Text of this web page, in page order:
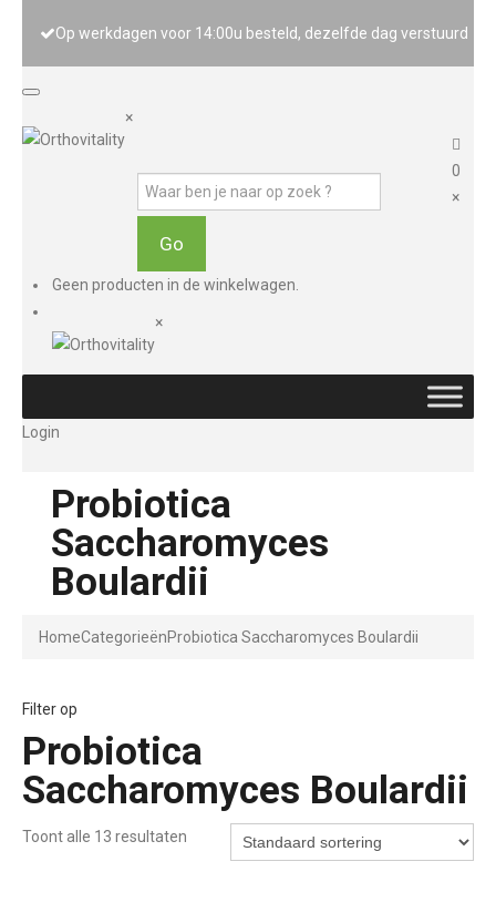
Op werkdagen voor 14:00u besteld, dezelfde dag verstuurd
×
0
×
Geen producten in de winkelwagen.
×
Login
Probiotica
Saccharomyces
Boulardii
HomeCategorieënProbiotica Saccharomyces Boulardii
Filter op
Probiotica
Saccharomyces Boulardii
Toont alle 13 resultaten